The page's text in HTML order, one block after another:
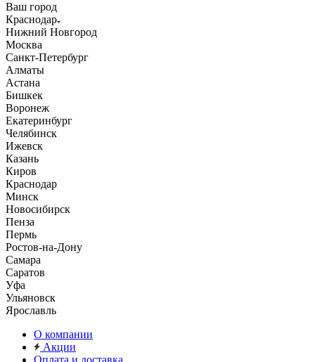
Ваш город
Краснодар
Нижний Новгород
Москва
Санкт-Петербург
Алматы
Астана
Бишкек
Воронеж
Екатеринбург
Челябинск
Ижевск
Казань
Киров
Краснодар
Минск
Новосибирск
Пенза
Пермь
Ростов-на-Дону
Самара
Саратов
Уфа
Ульяновск
Ярославль
О компании
Акции
Оплата и доставка